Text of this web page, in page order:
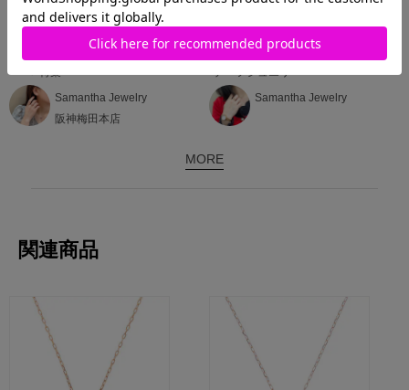
2025.08.15
✧ あなたを元気づけるお花ジュエリ
ー ✧ 特集
Samantha Jewelry
阪神梅田本店
2025.08.12
花言葉は𓊆愛情の絆𓊇❁¨̮フラワーモ
チーフジュエリー
Samantha Jewelry
MORE
関連商品